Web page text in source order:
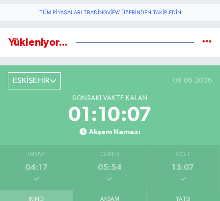
TÜM PIYASALARI TRADINGVIEW ÜZERINDEN TAKIP EDIN
Yükleniyor...
ESKİŞEHİR 08.08.2026
SONRAKI VAKTE KALAN
01:10:07
Akşam Namazı
İMSAK
04:17
GÜNEŞ
05:54
ÖĞLE
13:07
İKINDI AKŞAM YATSI